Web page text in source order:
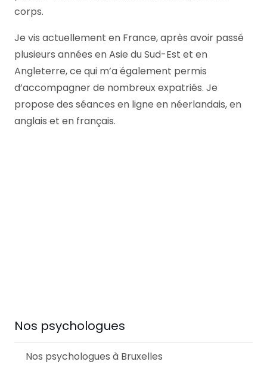
corps.
Je vis actuellement en France, après avoir passé
plusieurs années en Asie du Sud-Est et en
Angleterre, ce qui m’a également permis
d’accompagner de nombreux expatriés. Je
propose des séances en ligne en néerlandais, en
anglais et en français.
Nos psychologues
Nos psychologues à Bruxelles